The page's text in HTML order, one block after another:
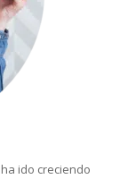
ido creciendo